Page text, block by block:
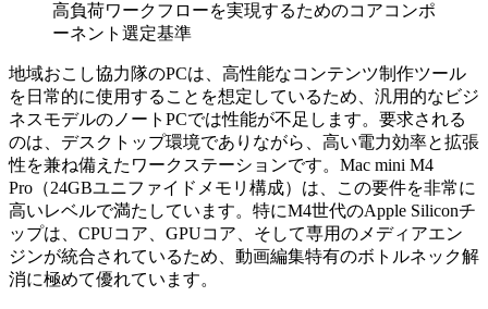
高負荷ワークフローを実現するためのコアコンポ
ーネント選定基準
地域おこし協力隊のPCは、高性能なコンテンツ制作ツール
を日常的に使用することを想定しているため、汎用的なビジ
ネスモデルのノートPCでは性能が不足します。要求される
のは、デスクトップ環境でありながら、高い電力効率と拡張
性を兼ね備えたワークステーションです。Mac mini M4
Pro（24GBユニファイドメモリ構成）は、この要件を非常に
高いレベルで満たしています。特にM4世代のApple Siliconチ
ップは、CPUコア、GPUコア、そして専用のメディアエン
ジンが統合されているため、動画編集特有のボトルネック解
消に極めて優れています。